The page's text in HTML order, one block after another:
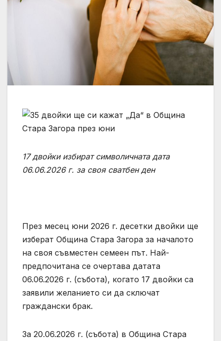
17 двойки избират символичната дата
06.06.2026 г. за своя сватбен ден
През месец юни 2026 г. десетки двойки ще
изберат Община Стара Загора за началото
на своя съвместен семеен път. Най-
предпочитана се очертава датата
06.06.2026 г. (събота), когато 17 двойки са
заявили желанието си да сключат
граждански брак.
За 20.06.2026 г. (събота) в Община Стара